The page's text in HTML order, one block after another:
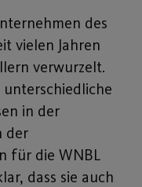
des
vielen Jahren
verwurzelt.
in der
der
für die WNBL
dass sie auch